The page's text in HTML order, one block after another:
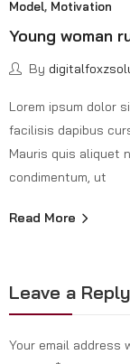
Model, Motivation
Young woman
By
Lorem ipsum dolor
facilisis dapibus
Mauris quis aliquet
condimentum, ut
Read More
Leave a Reply
Your email address